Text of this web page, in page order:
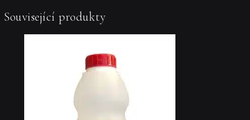
Související produkty